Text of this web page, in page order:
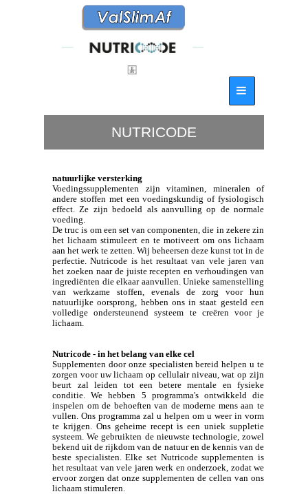
natuurlijke versterking
Voedingssupplementen zijn vitaminen, mineralen of
andere stoffen met een voedingskundig of fysiologisch
effect. Ze zijn bedoeld als aanvulling op de normale
voeding.
De truc is om een ​​set van componenten, die in zekere zin
het lichaam stimuleert en te motiveert om ons lichaam
aan het werk te zetten. Wij beheersen deze kunst tot in de
perfectie. Nutricode is het resultaat van vele jaren van
het zoeken naar de juiste recepten en verhoudingen van
ingrediënten die elkaar aanvullen. Unieke samenstelling
van werkzame stoffen, evenals de zorg voor hun
natuurlijke oorsprong, hebben ons in staat gesteld een
volledige ondersteunend systeem te creëren voor je
lichaam.
Nutricode - in het belang van elke cel
Supplementen door onze specialisten bereid helpen u te
zorgen voor uw lichaam op cellulair niveau, wat op zijn
beurt zal leiden tot een betere mentale en fysieke
conditie. We hebben 5 programma's ontwikkeld die
inspelen om de behoeften van de moderne mens aan te
vullen. Ons programma zal u helpen om u weer in vorm
te krijgen. Ons geheime recept is een uniek suppletie
systeem. We gebruikten de nieuwste technologie, zowel
bekend uit de rijkdom van de natuur en de kennis van de
beste specialisten. Elke set Nutricode supplementen is
het resultaat van vele jaren werk en onderzoek, zodat we
ervoor zorgen dat onze supplementen de cellen van ons
lichaam stimuleren.
NUTRICODE